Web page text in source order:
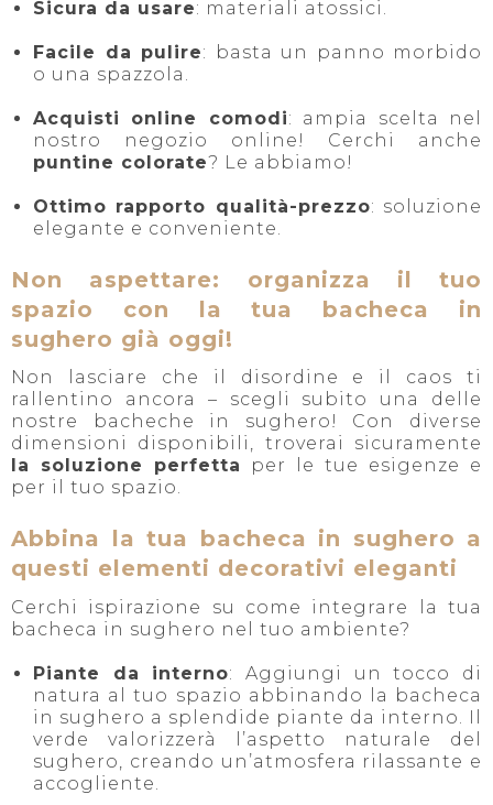
Sicura da usare: materiali atossici.
Facile da pulire: basta un panno morbido
o una spazzola.
Acquisti online comodi: ampia scelta nel
nostro negozio online! Cerchi anche
puntine colorate? Le abbiamo!
Ottimo rapporto qualità-prezzo: soluzione
elegante e conveniente.
Non aspettare: organizza il tuo
spazio con la tua bacheca in
sughero già oggi!
Non lasciare che il disordine e il caos ti
rallentino ancora – scegli subito una delle
nostre bacheche in sughero! Con diverse
dimensioni disponibili, troverai sicuramente
la soluzione perfetta
per le tue esigenze e
per il tuo spazio.
Abbina la tua bacheca in sughero a
questi elementi decorativi eleganti
Cerchi ispirazione su come integrare la tua
bacheca in sughero nel tuo ambiente?
Piante da interno: Aggiungi un tocco di
natura al tuo spazio abbinando la bacheca
in sughero a splendide piante da interno. Il
verde valorizzerà l’aspetto naturale del
sughero, creando un’atmosfera rilassante e
accogliente.